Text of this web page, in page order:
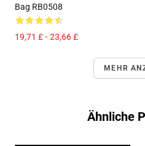
Bag RB0508
19,71 £ - 23,66 £
MEHR
Ähnliche